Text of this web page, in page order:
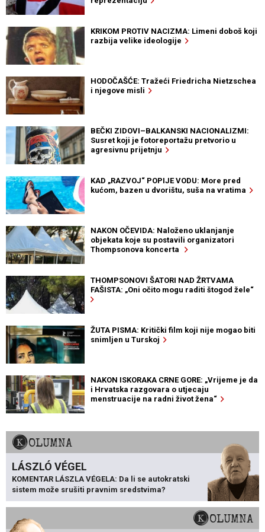
KRIKOM PROTIV NACIZMA: Limeni doboš koji
razbija velike ideologije
HODOČAŠĆE: Tražeći Friedricha Nietzschea
i njegove misli
BEČKI ZIDOVI–BALKANSKI NACIONALIZMI:
Susret koji je fotoreportažu pretvorio u
agresivnu prijetnju
KAD „RAZVOJ“ POPIJE VODU: More pred
kućom, bazen u dvorištu, suša na vratima
NAKON OČEVIDA: Naloženo uklanjanje
objekata koje su postavili organizatori
Thompsonova koncerta
THOMPSONOVI ŠATORI NAD ŽRTVAMA
FAŠISTA: „Oni očito mogu raditi štogod žele“
ŽUTA PISMA: Kritički film koji nije mogao biti
snimljen u Turskoj
NAKON ISKORAKA CRNE GORE: „Vrijeme je da
i Hrvatska razgovara o utjecaju
menstruacije na radni život žena“
KOLUMNA
LÁSZLÓ VÉGEL
KOMENTAR LÁSZLA VÉGELA: Da li se autokratski
sistem može srušiti pravnim sredstvima?
KOLUMNA